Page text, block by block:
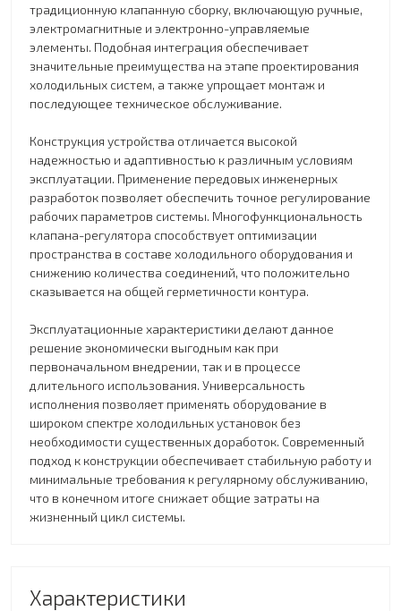
традиционную клапанную сборку, включающую ручные,
электромагнитные и электронно-управляемые
элементы. Подобная интеграция обеспечивает
значительные преимущества на этапе проектирования
холодильных систем, а также упрощает монтаж и
последующее техническое обслуживание.
Конструкция устройства отличается высокой
надежностью и адаптивностью к различным условиям
эксплуатации. Применение передовых инженерных
разработок позволяет обеспечить точное регулирование
рабочих параметров системы. Многофункциональность
клапана-регулятора способствует оптимизации
пространства в составе холодильного оборудования и
снижению количества соединений, что положительно
сказывается на общей герметичности контура.
Эксплуатационные характеристики делают данное
решение экономически выгодным как при
первоначальном внедрении, так и в процессе
длительного использования. Универсальность
исполнения позволяет применять оборудование в
широком спектре холодильных установок без
необходимости существенных доработок. Современный
подход к конструкции обеспечивает стабильную работу и
минимальные требования к регулярному обслуживанию,
что в конечном итоге снижает общие затраты на
жизненный цикл системы.
Характеристики